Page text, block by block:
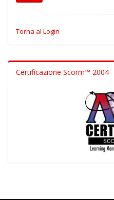
Introduzione
Artificiale
Age Diversity
Benessere
(ELSK_LP004)
Torna al Login
Certificazione Scorm™ 2004